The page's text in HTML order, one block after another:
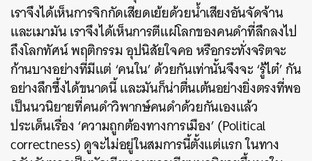
เราจึงได้เห็นการจิกกัดเสียดเย้ยด้วยน้ำเสียงอันจัดจ้าน
และเมามัน เราจึงได้เห็นการตีแผ่โลกของคนดำที่ลึกลงไป
ถึงโลกทัศน์ พฤติกรรม อุปนิสัยใจคอ หรือกระทั่งจริตจะ
ก้านบางอย่างที่มีแต่ ‘คนใน’ ด้วยกันเท่านั้นจึงจะ ‘รู้ไต๋’ กัน
อย่างลึกซึ้งได้ขนาดนี้ และมันก็น่าตื่นเต้นอย่างยิ่งตรงที่พอ
เป็นนวนิยายที่คนดำวิพากษ์คนดำด้วยกันเองแล้ว
ประเด็นเรื่อง ‘ความถูกต้องทางการเมือง’ (Political
correctness) ดูจะไม่อยู่ในสมการนี้ตั้งแต่แรกในทาง